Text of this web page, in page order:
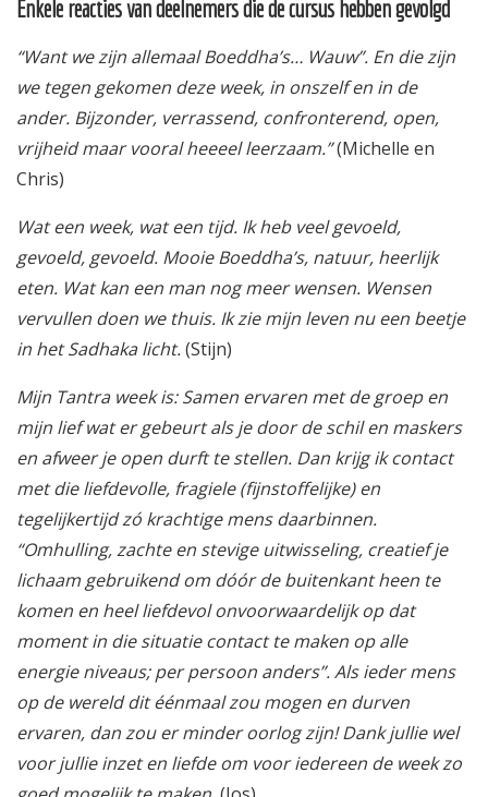
Enkele reacties van deelnemers die de cursus hebben gevolgd
“Want we zijn allemaal Boeddha’s… Wauw”. En die zijn
we tegen gekomen deze week, in onszelf en in de
ander. Bijzonder, verrassend, confronterend, open,
vrijheid maar vooral heeeel leerzaam.”(Michelle en
Chris)
Wat een week, wat een tijd. Ik heb veel gevoeld,
gevoeld, gevoeld. Mooie Boeddha’s, natuur, heerlijk
eten. Wat kan een man nog meer wensen. Wensen
vervullen doen we thuis. Ik zie mijn leven nu een beetje
in het Sadhaka licht.(Stijn)
Mijn Tantra week is: Samen ervaren met de groep en
mijn lief wat er gebeurt als je door de schil en maskers
en afweer je open durft te stellen. Dan krijg ik contact
met die liefdevolle, fragiele (fijnstoffelijke) en
tegelijkertijd zó krachtige mens daarbinnen.
“Omhulling, zachte en stevige uitwisseling, creatief je
lichaam gebruikend om dóór de buitenkant heen te
komen en heel liefdevol onvoorwaardelijk op dat
moment in die situatie contact te maken op alle
energie niveaus; per persoon anders”. Als ieder mens
op de wereld dit éénmaal zou mogen en durven
ervaren, dan zou er minder oorlog zijn! Dank jullie wel
voor jullie inzet en liefde om voor iedereen de week zo